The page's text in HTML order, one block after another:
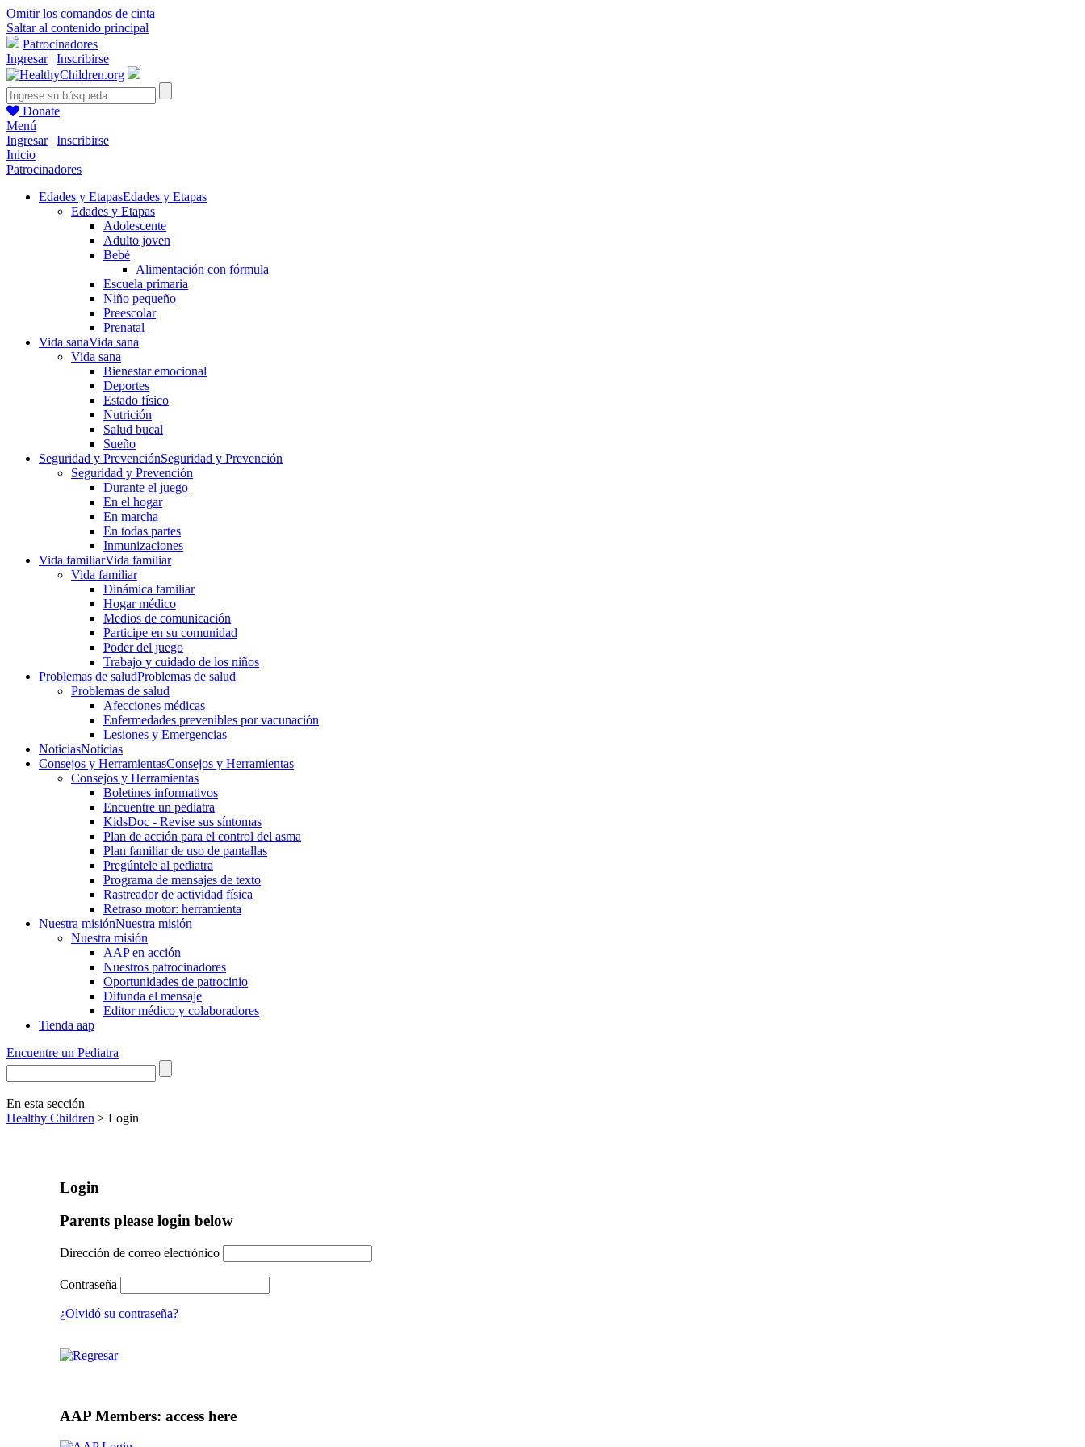
Omitir los comandos de cinta
Saltar al contenido principal
Patrocinadores
Ingresar| Inscribirse
Donate
Menú
Ingresar| Inscribirse
Inicio
Patrocinadores
Edades y EtapasEdades y Etapas
Edades y Etapas
Adolescente
Adulto joven
Bebé
Alimentación con fórmula
Escuela primaria
Niño pequeño
Preescolar
Prenatal
Vida sanaVida sana
Vida sana
Bienestar emocional
Deportes
Estado físico
Nutrición
Salud bucal
Sueño
Seguridad y PrevenciónSeguridad y Prevención
Seguridad y Prevención
Durante el juego
En el hogar
En marcha
En todas partes
Inmunizaciones
Vida familiarVida familiar
Vida familiar
Dinámica familiar
Hogar médico
Medios de comunicación
Participe en su comunidad
Poder del juego
Trabajo y cuidado de los niños
Problemas de saludProblemas de salud
Problemas de salud
Afecciones médicas
Enfermedades prevenibles por vacunación
Lesiones y Emergencias
NoticiasNoticias
Consejos y HerramientasConsejos y Herramientas
Consejos y Herramientas
Boletines informativos
Encuentre un pediatra
KidsDoc - Revise sus síntomas
Plan de acción para el control del asma
Plan familiar de uso de pantallas
Pregúntele al pediatra
Programa de mensajes de texto
Rastre​​ador de activida​d física
Retraso motor: herramienta
Nuestra misiónNuestra misión
Nuestra misión
AAP en acción
Nuestros patrocinadores
Oportunidades de patrocinio
Difunda el mensaje
Editor médico y colaboradores
Tienda aap
Encuentre un Pediatra
En esta sección
Healthy Children > Login
Login
Parents please login below
Dirección de correo electrónico
Contraseña
¿Olvidó su contraseña?
AAP Members: access here